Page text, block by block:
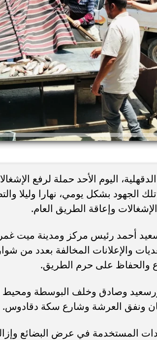
اليوم الأحد حملة لرفع
الجهود بشكل يومي، نهارا وليلا
وإعاقة الطريق العام.
أحمد رئيس مركز ومدينة ميت
والإعلانات المخالفة بعدد من
والحفاظ على حرم الطريق.
وصادق وخلف البوسطة ومحيط
ونفق العرشة وشارع سكة دقادوس.
المستخدمة في عرض البضائع
أداء رسالتها.. وفاة ممرضة
بني عبيد والأهالي ينعونها
محافظ